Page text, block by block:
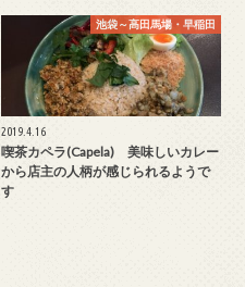
池袋～高田馬場・早稲田
2019.4.16
喫茶カペラ(Capela) 美味しいカレー
から店主の人柄が感じられるようで
す